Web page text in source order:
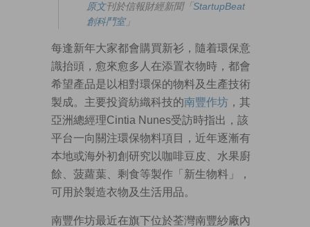
原文刊於信報財經新聞「StartupBeat
創科鬥室」
每逢新年大家都會購買新衫，隨着環保意
識抬頭，愈來愈多人在添置衣物時，都會
希望產品是以相對環保的物料及生產技術
製成。主要投資紡織科技的南豐作坊 ，其
亞洲總經理Cintia Nunes受訪時指出，該
平台一向關注環保物料項目，近年逐漸有
本地或海外初創研究以咖啡豆皮、水果廚
餘、菠蘿葉、剩食等製作「新生物料」，
可用於製造衣物及生活用品。
南豐作坊最近在旗下位於荃灣南豐紗廠內